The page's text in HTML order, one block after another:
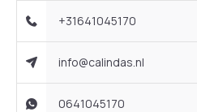
+31641045170
info@calindas.nl
0641045170